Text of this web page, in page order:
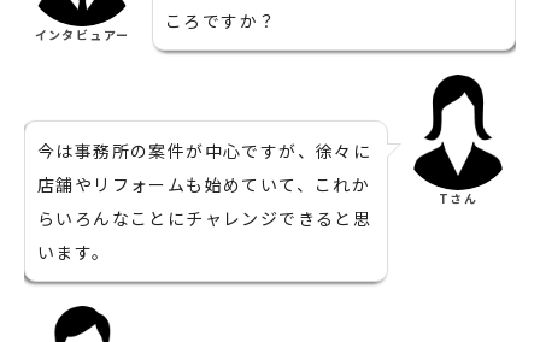
インタビュアー
ころですか？
今は事務所の案件が中心ですが、徐々に
店舗やリフォームも始めていて、これか
らいろんなことにチャレンジできると思
います。
Tさん